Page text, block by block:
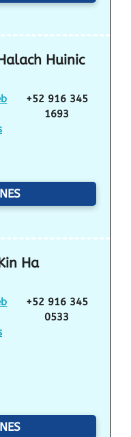
Huinic
+52 916 345
1693
Ha
+52 916 345
0533